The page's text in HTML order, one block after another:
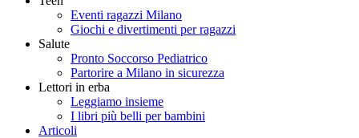
Eventi ragazzi Milano
Giochi e divertimenti per ragazzi
Salute
Pronto Soccorso Pediatrico
Partorire a Milano in sicurezza
Lettori in erba
Leggiamo insieme
I libri più belli per bambini
Articoli